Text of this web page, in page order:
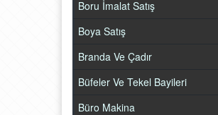
Boru İmalat Satış
Boya Satış
Branda Ve Çadır
Büfeler Ve Tekel Bayileri
Büro Makina